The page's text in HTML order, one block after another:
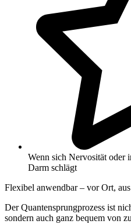
Wenn sich Nervosität oder
Darm schlägt
Flexibel anwendbar – vor Ort,
Der Quantensprungprozess ist
sondern auch ganz bequem von